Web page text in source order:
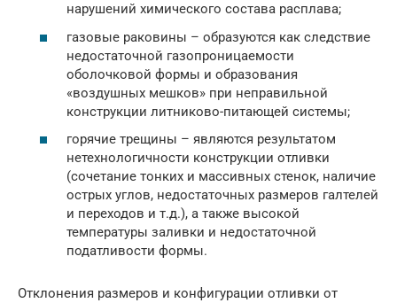
нарушений химического состава расплава;
газовые раковины – образуются как следствие
недостаточной газопроницаемости
оболочковой формы и образования
«воздушных мешков» при неправильной
конструкции литниково-питающей системы;
горячие трещины – являются результатом
нетехнологичности конструкции отливки
(сочетание тонких и массивных стенок, наличие
острых углов, недостаточных размеров галтелей
и переходов и т.д.), а также высокой
температуры заливки и недостаточной
податливости формы.
Отклонения размеров и конфигурации отливки от